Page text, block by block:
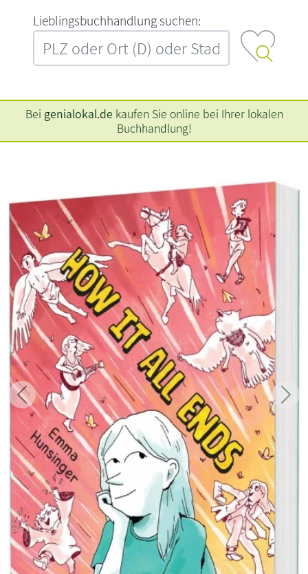
L‍i‍e‍b‍l‍i‍n‍g‍s‍b‍u‍c‍h‍h‍a‍n‍d‍l‍u‍n‍g‍ ‍s‍u‍c‍h‍e‍n‍:‍
Bei genialokal.de kaufen Sie online bei Ihrer lokalen
Buchhandlung!
Zurück